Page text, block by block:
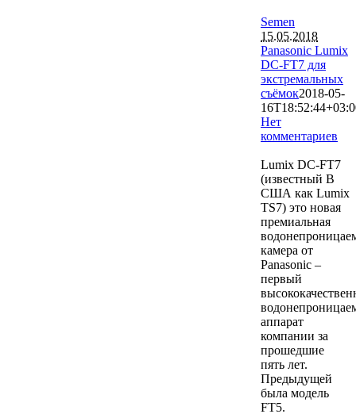
Semen
15.05.2018
Panasonic Lumix
DC-FT7 для
экстремальных
съёмок2018-05-
Нет
комментариев
Lumix DC-FT7
(известный В
США как Lumix
TS7) это новая
премиальная
камера от
Panasonic –
первый
аппарат
компании за
прошедшие
пять лет.
Предыдущей
была модель
FT5.